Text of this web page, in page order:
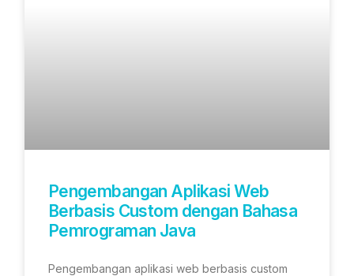
Pengembangan Aplikasi Web
Berbasis Custom dengan Bahasa
Pemrograman Java
Pengembangan aplikasi web berbasis custom